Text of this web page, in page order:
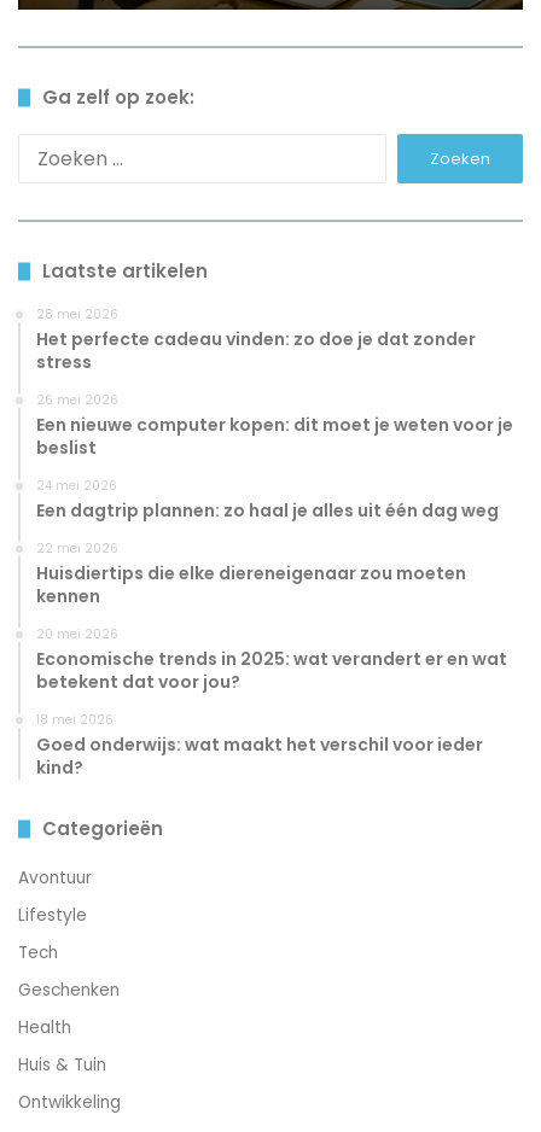
Ga zelf op zoek:
Laatste artikelen
28 mei 2026
Het perfecte cadeau vinden: zo doe je dat zonder
stress
26 mei 2026
Een nieuwe computer kopen: dit moet je weten voor je
beslist
24 mei 2026
Een dagtrip plannen: zo haal je alles uit één dag weg
22 mei 2026
Huisdiertips die elke diereneigenaar zou moeten
kennen
20 mei 2026
Economische trends in 2025: wat verandert er en wat
betekent dat voor jou?
18 mei 2026
Goed onderwijs: wat maakt het verschil voor ieder
kind?
Categorieën
Avontuur
Lifestyle
Tech
Geschenken
Health
Huis & Tuin
Ontwikkeling